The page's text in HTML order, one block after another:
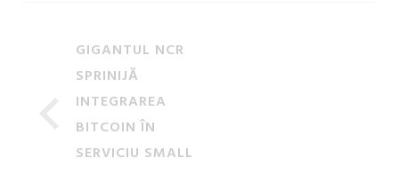
GIGANTUL NCR
SPRINIJĂ
INTEGRAREA
BITCOIN ÎN
SERVICIU SMALL